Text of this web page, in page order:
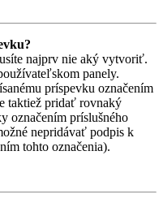
najprv nie aký vytvoriť.
panely.
príspevku označením
taktiež pridať rovnaký
označením príslušného
nepridávať podpis k
tohto označenia).